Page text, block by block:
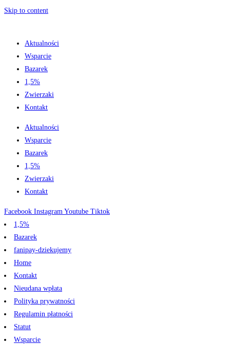
Skip to content
Aktualności
Wsparcie
Bazarek
1,5%
Zwierzaki
Kontakt
Aktualności
Wsparcie
Bazarek
1,5%
Zwierzaki
Kontakt
Facebook Instagram Youtube Tiktok
1,5%
Bazarek
fanipay-dziekujemy
Home
Kontakt
Nieudana wpłata
Polityka prywatności
Regulamin płatności
Statut
Wsparcie